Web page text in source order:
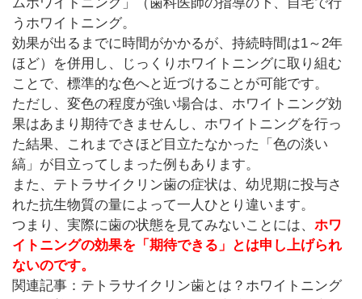
うホワイトニング。
効果が出るまでに時間がかかるが、持続時間は1～2年
ほど）を併用し、じっくりホワイトニングに取り組む
ことで、標準的な色へと近づけることが可能です。
ただし、変色の程度が強い場合は、ホワイトニング効
果はあまり期待できませんし、ホワイトニングを行っ
た結果、これまでさほど目立たなかった「色の淡い
縞」が目立ってしまった例もあります。
また、テトラサイクリン歯の症状は、幼児期に投与さ
れた抗生物質の量によって一人ひとり違います。
つまり、実際に歯の状態を見てみないことには、 ホワ
イトニングの効果を「期待できる」とは申し上げられ
ないのです。
関連記事： テトラサイクリン歯とは？ホワイトニング